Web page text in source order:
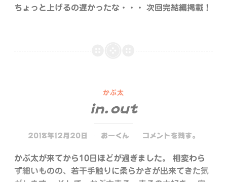
ちょっと上げるの遅かったな・・・ 次回完結編掲載！
かぶ太
in.out
2018年12月20日 おーくん コメントを残す。
かぶ太が来てから10日ほどが過ぎました。 相変わら
ず細いものの、若干手触りに柔らかさが出来てきた気